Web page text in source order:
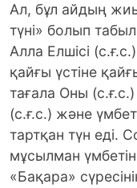
Ал, бұл айдың
түні» болып
Алла Елшісі
қайғы үстіне
тағала Оны
(с.ғ.с.) және
тартқан түн еді.
мұсылман
«Бақара»